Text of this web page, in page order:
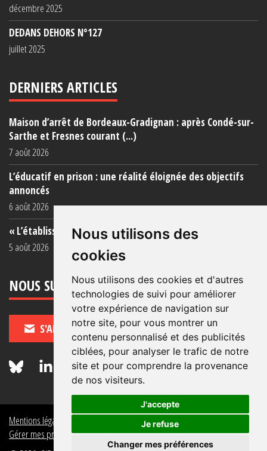
Nous utilisons des
cookies
Nous utilisons des cookies et d'autres
technologies de suivi pour améliorer
votre expérience de navigation sur
notre site, pour vous montrer un
contenu personnalisé et des publicités
ciblées, pour analyser le trafic de notre
site et pour comprendre la provenance
de nos visiteurs.
J'accepte
Je refuse
Changer mes préférences
décembre 2025
DEDANS DEHORS N°127
juillet 2025
DERNIERS ARTICLES
Maison d’arrêt de Bordeaux-Gradignan : après Condé-sur-
Sarthe et Fresnes courant (...)
7 août 2026
L’éducatif en prison : une réalité éloignée des objectifs
annoncés
6 août 2026
« L’établissement est une porcherie totale »
5 août 2026
NOUS SUIVRE
S'ABONNER
Mentions légales
Politique de données personnelles
Gérer mes préférences de données personnelles